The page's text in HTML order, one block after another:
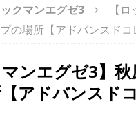
クマンエグゼ3
【
の場所【アドバンスドコ
マンエグゼ3】
アドバンスド